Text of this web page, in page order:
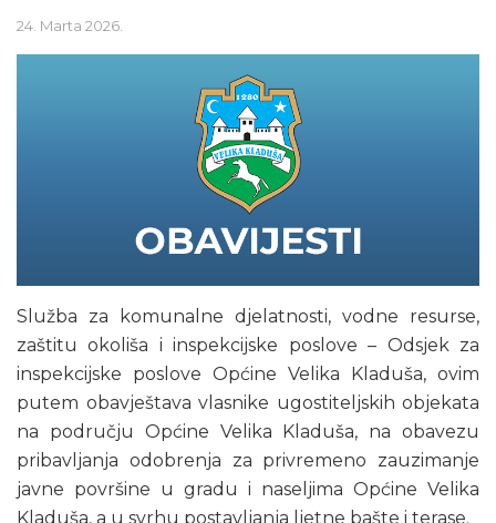
24. Marta 2026.
Služba za komunalne djelatnosti, vodne resurse,
zaštitu okoliša i inspekcijske poslove – Odsjek za
inspekcijske poslove Općine Velika Kladuša, ovim
putem obavještava vlasnike ugostiteljskih objekata
na području Općine Velika Kladuša, na obavezu
pribavljanja odobrenja za privremeno zauzimanje
javne površine u gradu i naseljima Općine Velika
Kladuša, a u svrhu postavljanja ljetne bašte i terase.